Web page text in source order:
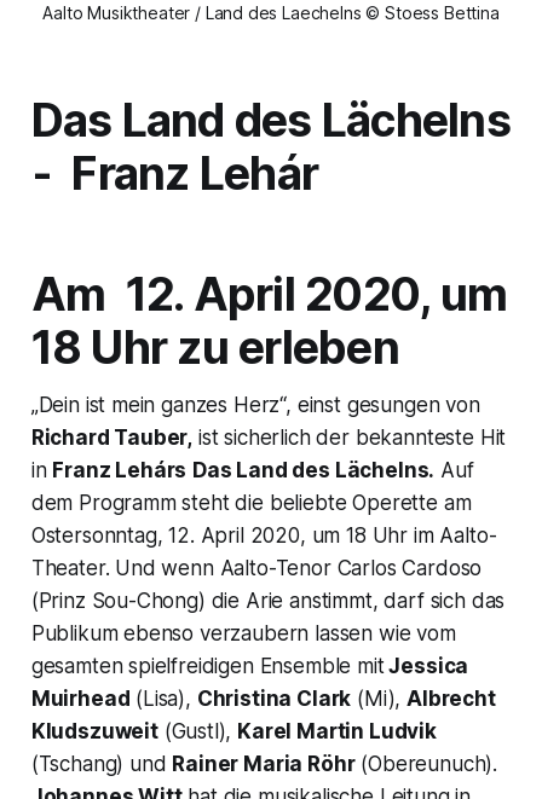
Aalto Musiktheater / Land des Laechelns © Stoess Bettina
Das Land des Lächelns
- Franz Lehár
Am 12. April 2020, um
18 Uhr zu erleben
„Dein ist mein ganzes Herz“, einst gesungen von
Richard Tauber, ist sicherlich der bekannteste Hit
in Franz Lehárs Das Land des Lächelns. Auf
dem Programm steht die beliebte Operette am
Ostersonntag, 12. April 2020, um 18 Uhr im Aalto-
Theater. Und wenn Aalto-Tenor Carlos Cardoso
(Prinz Sou-Chong) die Arie anstimmt, darf sich das
Publikum ebenso verzaubern lassen wie vom
gesamten spielfreidigen Ensemble mitJessica
Muirhead (Lisa), Christina Clark (Mi),Albrecht
Kludszuweit(Gustl), Karel Martin Ludvik
(Tschang) und Rainer Maria Röhr(Obereunuch).